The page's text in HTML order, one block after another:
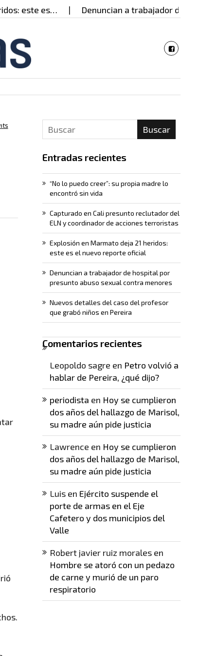
este es… Denuncian a trabajador de hospital
Buscar
Entradas recientes
“No lo puedo creer”: su propia madre lo
encontró sin vida
Capturado en Cali presunto reclutador del
ELN y coordinador de acciones terroristas
Explosión en Marmato deja 21 heridos:
este es el nuevo reporte oficial
Denuncian a trabajador de hospital por
presunto abuso sexual contra menores
Nuevos detalles del caso del profesor
que grabó niños en Pereira
Comentarios recientes
Leopoldo sagre en Petro volvió a
hablar de Pereira, ¿qué dijo?
periodista en Hoy se cumplieron
dos años del hallazgo de Marisol,
su madre aún pide justicia
Lawrence en Hoy se cumplieron
dos años del hallazgo de Marisol,
su madre aún pide justicia
Luisen Ejército suspende el
porte de armas en el Eje
Cafetero y dos municipios del
Valle
Robert javier ruiz moralesen
Hombre se atoró con un pedazo
de carne y murió de un paro
respiratorio